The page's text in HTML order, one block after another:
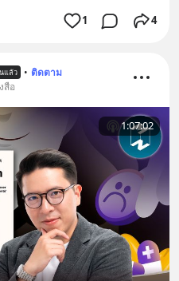
1 4
แล้ว • ติดตาม
สือ
1:07:02